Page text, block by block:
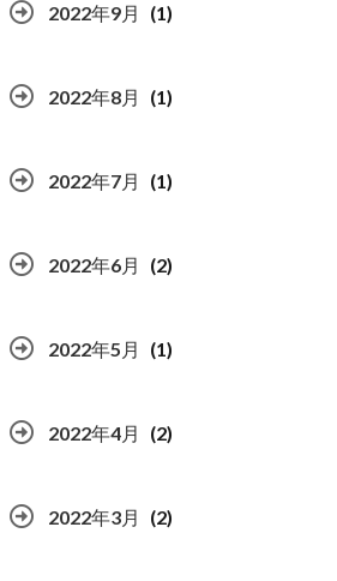
2022年9月 (1)
2022年8月 (1)
2022年7月 (1)
2022年6月 (2)
2022年5月 (1)
2022年4月 (2)
2022年3月 (2)